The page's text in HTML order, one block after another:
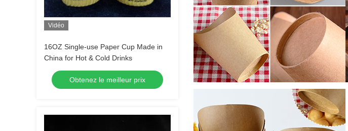
Vidéo
16OZ Single-use Paper Cup Made in
China for Hot & Cold Drinks
Obtenez le meilleur prix